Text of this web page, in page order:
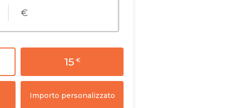
La Rubrica di Boero
Read Article